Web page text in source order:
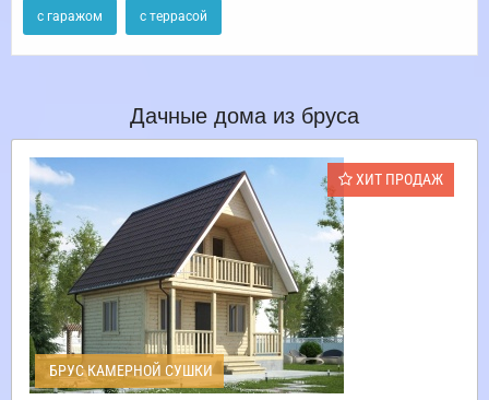
с гаражом с террасой
Дачные дома из бруса
ХИТ ПРОДАЖ
БРУС КАМЕРНОЙ СУШКИ